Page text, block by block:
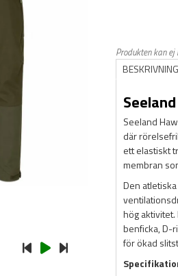
Produkten kan
BESKRIVNING
Seeland
där
ett elastiskt
membran
Den
hög
benficka, D-
för ökad